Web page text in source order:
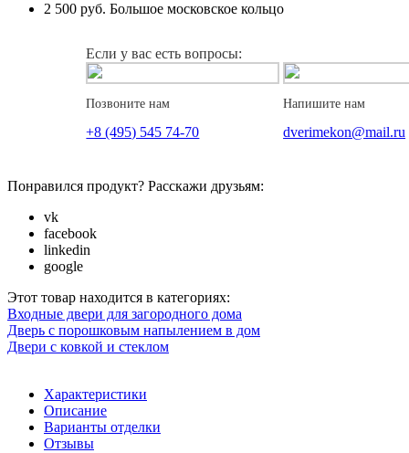
2 500 руб. Большое московское кольцо
Если у вас есть вопросы:
Позвоните нам
+8 (495) 545 74-70
Напишите нам
dverimekon@mail.ru
Понравился продукт? Расскажи друзьям:
vk
facebook
linkedin
google
Этот товар находится в категориях:
Входные двери для загородного дома
Дверь с порошковым напылением в дом
Двери с ковкой и стеклом
Характеристики
Описание
Варианты отделки
Отзывы